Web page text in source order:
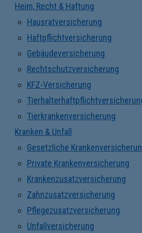
Heim, Recht & Haftung
Hausratversicherung
Haftpflichtversicherung
Gebäudeversicherung
Rechtschutzversicherung
KFZ-Versicherung
Tierkrankenversicherung
Kranken & Unfall
Gesetzliche
Private Krankenversicherung
Krankenzusatzversicherung
Zahnzusatzversicherung
Pflegezusatzversicherung
Unfallversicherung